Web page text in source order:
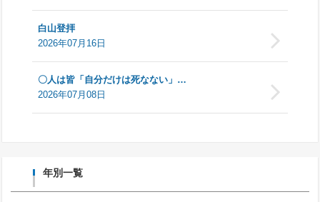
白山登拝
2026年07月16日
〇人は皆「自分だけは死なない」…
2026年07月08日
年別一覧